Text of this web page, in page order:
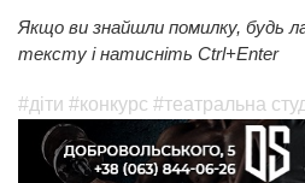
Якщо ви знайшли помилку, будь
тексту і натисніть Ctrl+Enter
#діти #конкурс #театральна